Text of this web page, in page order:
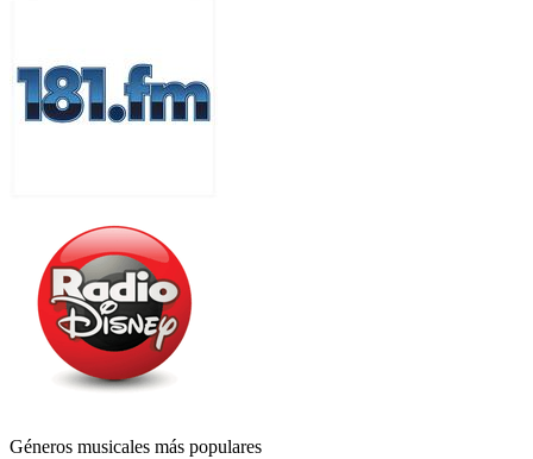
Géneros musicales más populares